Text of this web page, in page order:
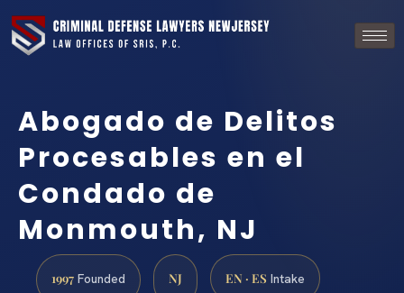
Abogado de Delitos
Procesables en el
Condado de
Monmouth, NJ
1997 Founded NJ EN · ES Intake